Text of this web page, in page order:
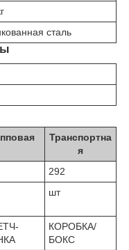
сталь
Транспортна
я
292
шт
КОРОБКА/
БОКС